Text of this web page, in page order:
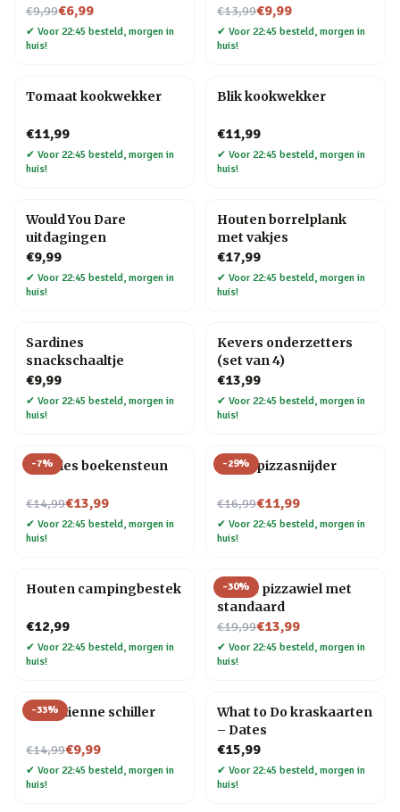
€9,99
Nu voor€6,99
✔ Voor 22:45 besteld, morgen in
huis!
€13,99
Nu voor€9,99
✔ Voor 22:45 besteld, morgen in
huis!
Tomaat kookwekker
€11,99
✔ Voor 22:45 besteld, morgen in
huis!
Blik kookwekker
€11,99
✔ Voor 22:45 besteld, morgen in
huis!
Would You Dare
uitdagingen
€9,99
✔ Voor 22:45 besteld, morgen in
huis!
Houten borrelplank
met vakjes
€17,99
✔ Voor 22:45 besteld, morgen in
huis!
Sardines
snackschaaltje
€9,99
✔ Voor 22:45 besteld, morgen in
huis!
Kevers onderzetters
(set van 4)
€13,99
✔ Voor 22:45 besteld, morgen in
huis!
-7%
Noodles boekensteun
€14,99
Nu voor€13,99
✔ Voor 22:45 besteld, morgen in
huis!
-29%
Elpee pizzasnijder
€16,99
Nu voor€11,99
✔ Voor 22:45 besteld, morgen in
huis!
Houten campingbestek
€12,99
✔ Voor 22:45 besteld, morgen in
huis!
-30%
Gitaar pizzawiel met
standaard
€19,99
Nu voor€13,99
✔ Voor 22:45 besteld, morgen in
huis!
-33%
Kat Julienne schiller
€14,99
Nu voor€9,99
✔ Voor 22:45 besteld, morgen in
huis!
What to Do kraskaarten
– Dates
€15,99
✔ Voor 22:45 besteld, morgen in
huis!